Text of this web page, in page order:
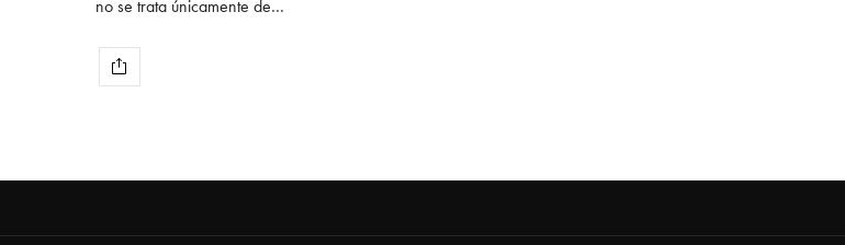
no se trata únicamente de…